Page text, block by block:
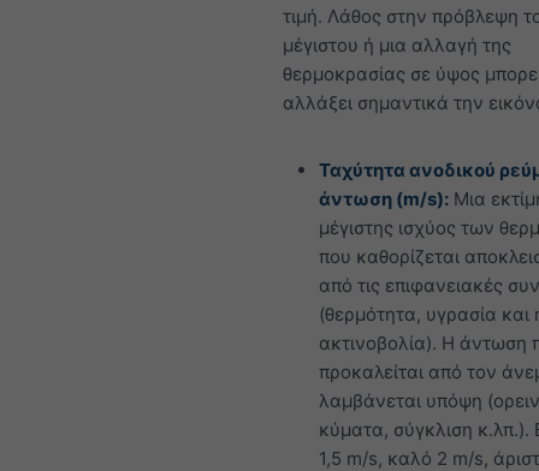
τιμή. Λάθος στην πρόβλεψη
μέγιστου ή μια αλλαγή της
θερμοκρασίας σε ύψος
αλλάξει σημαντικά την
Ταχύτητα ανοδικού
άντωση (m/s): Μια
μέγιστης ισχύος των
που καθορίζεται
από τις επιφανειακές
(θερμότητα, υγρασία και
ακτινοβολία). Η άντωση
προκαλείται από τον
λαμβάνεται υπόψη
κύματα, σύγκλιση κ.λπ.).
1,5 m/s, καλό 2 m/s,